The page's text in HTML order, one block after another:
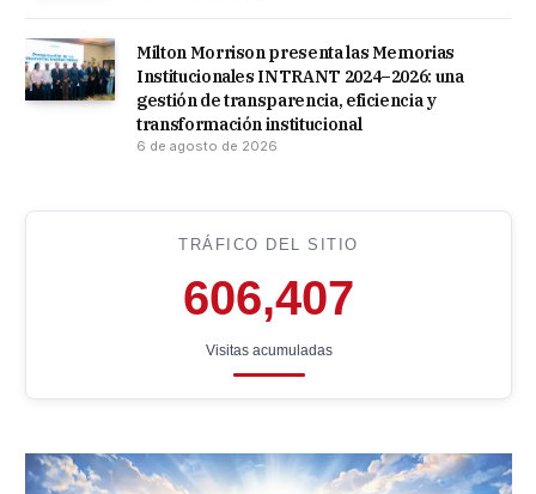
Milton Morrison presenta las Memorias
Institucionales INTRANT 2024–2026: una
gestión de transparencia, eficiencia y
transformación institucional
6 de agosto de 2026
TRÁFICO DEL SITIO
606,407
Visitas acumuladas